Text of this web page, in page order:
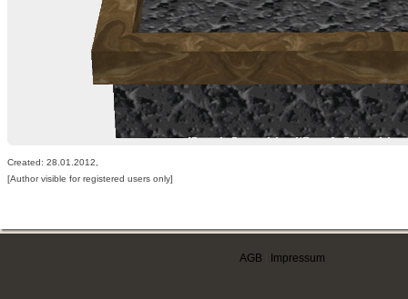
Created: 28.01.2012,
[Author visible for registered users only]
AGB Impressum